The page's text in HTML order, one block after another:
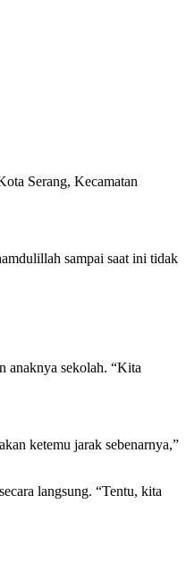
Serang, Kecamatan
sampai saat ini tidak
anaknya sekolah. “Kita
ketemu jarak sebenarnya,”
langsung. “Tentu, kita